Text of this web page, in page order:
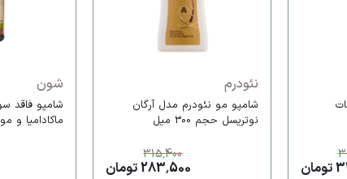
نئودرم
شامپو مو نئودرم مدل آرگان
نوتریسل حجم 300 میل
315,400
283,500 تومان
شون
شامپو فاقد
ماکادامیا و